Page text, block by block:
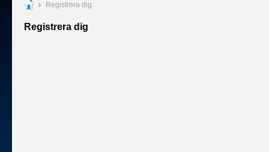
Registrera dig
Registrera dig